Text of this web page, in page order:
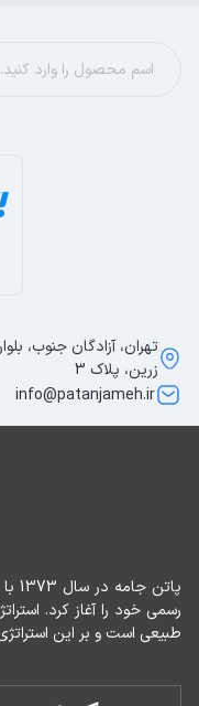
طبیعی است و بر این
تهران، آزادگان جنوب،
زرین، پلاک 3
info@patanjameh.ir